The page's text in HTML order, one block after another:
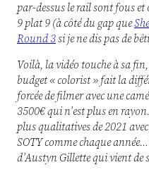
par-dessus le rail sont fous
9 plat 9 (à côté du gap que
Round 3si je ne dis pas de
Voilà, la vidéo touche à sa
budget « colorist » fait la
forcée de filmer avec une
3500€ qui n’est plus en
plus qualitatives de 2021
SOTY comme chaque
d’Austyn Gillette qui vient de